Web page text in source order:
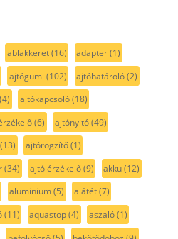
ablakkeret(16) adapter(1)
ajtógumi (102) ajtóhatároló(2)
(4) ajtókapcsoló(18)
(6) ajtónyitó(49)
(13) ajtórögzítő(1)
(34) ajtó érzékelő(9) akku(12)
aluminium(5) alátét(7)
(11) aquastop(4) aszaló(1)